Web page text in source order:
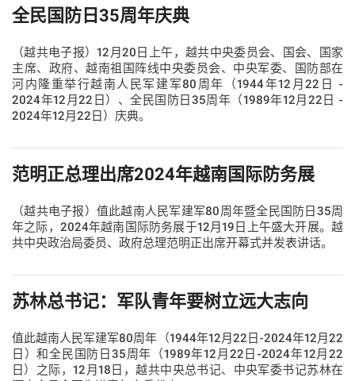
全民国防日35周年庆典
（越共电子报）12月20日上午，越共中央委员会、国会、国家
主席、政府、越南祖国阵线中央委员会、中央军委、国防部在
河内隆重举行越南人民军建军80周年（1944年12月22日 -
2024年12月22日）、全民国防日35周年（1989年12月22日 -
2024年12月22日）庆典。
范明正总理出席2024年越南国际防务展
（越共电子报）值此越南人民军建军80周年暨全民国防日35周
年之际，2024年越南国际防务展于12月19日上午盛大开展。越
共中央政治局委员、政府总理范明正出席开幕式并发表讲话。
苏林总书记：军队青年要树立远大志向
值此越南人民军建军80周年（1944年12月22日-2024年12月22
日）和全民国防日35周年（1989年12月22日-2024年12月22
日）之际，12月18日，越共中央总书记、中央军委书记苏林在